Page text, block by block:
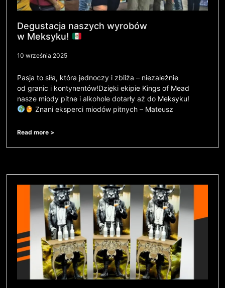
Degustacja naszych wyrobów
w Meksyku!
10 września 2025
Pasja to siła, która jednoczy i zbliża – niezależnie
od granic i kontynentów!Dzięki ekipie Kings of Mead
nasze miody pitne i alkohole dotarły aż do Meksyku!
Znani eksperci miodów pitnych – Mateusz
Read more >